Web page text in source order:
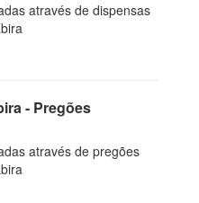
através de dispensas
- Pregões
através de pregões